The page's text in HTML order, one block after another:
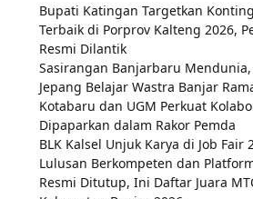
Bupati Katingan Targetkan
Terbaik di Porprov Kalteng 2026,
Resmi Dilantik
Sasirangan Banjarbaru
Jepang Belajar Wastra Banjar
Kotabaru dan UGM Perkuat
Dipaparkan dalam Rakor Pemda
BLK Kalsel Unjuk Karya di Job Fair
Lulusan Berkompeten dan
Resmi Ditutup, Ini Daftar Juara